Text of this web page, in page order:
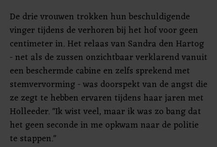
De drie vrouwen trokken hun beschuldigende
vinger tijdens de verhoren bij het hof voor geen
centimeter in. Het relaas van Sandra den Hartog
- net als de zussen onzichtbaar verklarend vanuit
een beschermde cabine en zelfs sprekend met
stemvervorming - was doorspekt van de angst die
ze zegt te hebben ervaren tijdens haar jaren met
Holleeder. "Ik wist veel, maar ik was zo bang dat
het geen seconde in me opkwam naar de politie
te stappen."